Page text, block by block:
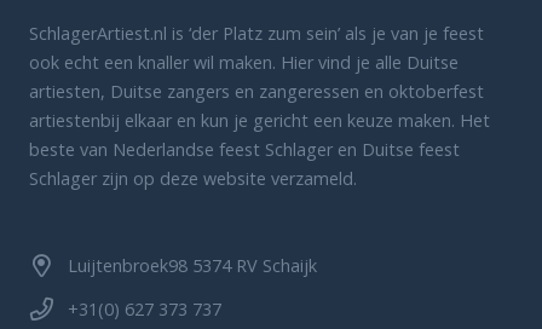
SchlagerArtiest.nl is ‘der Platz zum sein’ als je van je feest
ook echt een knaller wil maken. Hier vind je alle Duitse
artiesten, Duitse zangers en zangeressen en oktoberfest
artiestenbij elkaar en kun je gericht een keuze maken. Het
beste van Nederlandse feest Schlager en Duitse feest
Schlager zijn op deze website verzameld.
Luijtenbroek98 5374 RV Schaijk
+31(0) 627 373 737